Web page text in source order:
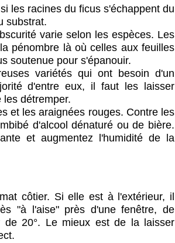
les racines du ficus s'échappent du
substrat.
varie selon les espèces. Les
pénombre là où celles aux feuilles
soutenue pour s'épanouir.
variétés qui ont besoin d'un
d'entre eux, il faut les laisser
détremper.
et les araignées rouges. Contre les
d'alcool dénaturé ou de bière.
et augmentez l'humidité de la
côtier. Si elle est à l'extérieur, il
"à l'aise" près d'une fenêtre, de
de 20°. Le mieux est de la laisser